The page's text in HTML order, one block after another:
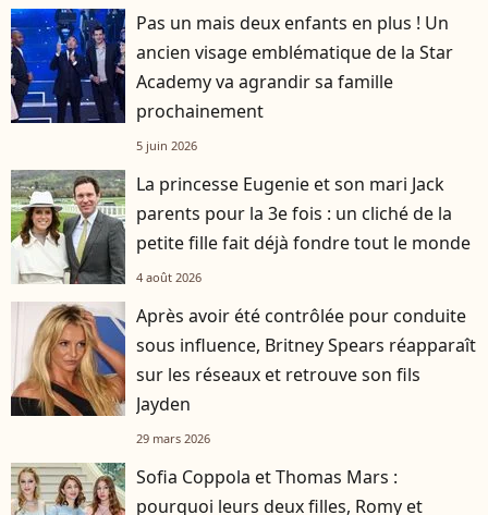
Pas un mais deux enfants en plus ! Un
ancien visage emblématique de la Star
Academy va agrandir sa famille
prochainement
5 juin 2026
La princesse Eugenie et son mari Jack
parents pour la 3e fois : un cliché de la
petite fille fait déjà fondre tout le monde
4 août 2026
Après avoir été contrôlée pour conduite
sous influence, Britney Spears réapparaît
sur les réseaux et retrouve son fils
Jayden
29 mars 2026
Sofia Coppola et Thomas Mars :
pourquoi leurs deux filles, Romy et